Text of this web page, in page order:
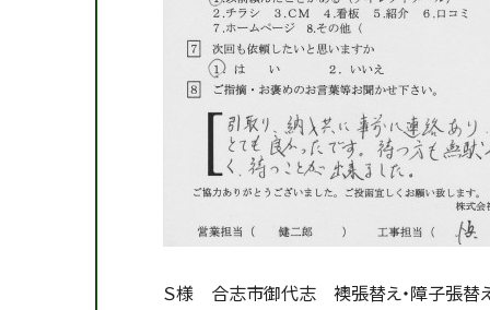
Ｓ様 合志市御代志 襖張替え・障子張替